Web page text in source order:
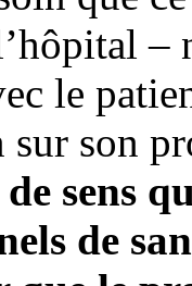
–
le
sur son
sens
de